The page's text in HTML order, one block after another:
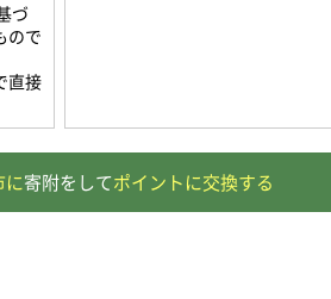
づ
ので
直接
に寄附をしてポイントに交換する